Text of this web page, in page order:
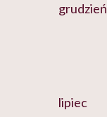
grudzień
lipiec